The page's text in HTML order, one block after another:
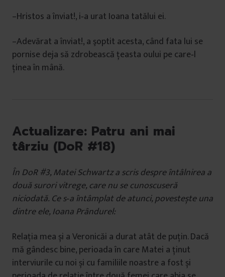
–Hristos a înviat!, i‐a urat Ioana tatălui ei.
–Adevărat a înviat!, a şoptit acesta, când fata lui se
pornise deja să zdrobească ţeasta oului pe care‐l
ţinea în mână.
Actualizare: Patru ani mai
târziu (DoR #18)
În DoR #3, Matei Schwartz a scris despre întâlnirea a
două surori vitrege, care nu se cunoscuseră
niciodată. Ce s‐a întâmplat de atunci, povestește una
dintre ele, Ioana Prândurel:
Relația mea și a Veronicăi a durat atât de puțin. Dacă
mă gândesc bine, perioada în care Matei a ținut
interviurile cu noi și cu familiile noastre a fost și